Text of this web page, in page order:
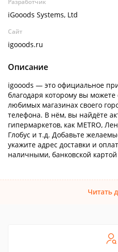
Разработчик
iGooods Systems, Ltd
Сайт
igooods.ru
Описание
igooods — это официальное
благодаря которому вы
любимых магазинах своего
телефона. В нём, вы найдёте
гипермаркетов, как METRO,
Глобус и т.д. Добавьте
укажите адрес доставки и
наличными, банковской
Читать